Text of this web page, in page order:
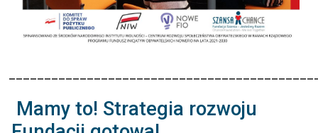
Mamy to! Strategia rozwoju